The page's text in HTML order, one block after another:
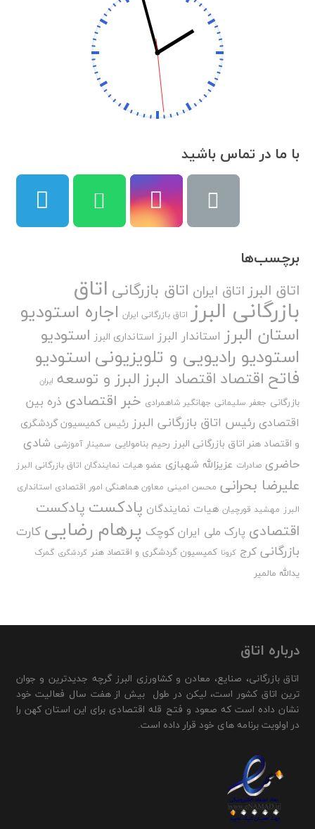
با ما در تماس باشید
برچسب‌ها
اتاق البرز اتاق ایران اتاق بازرگانی اتاق
بازرگانی البرز اتاق بازرگانی ایران اجاره استودیو
استان البرز استاندار البرز استانداری البرز استودیو
استودیو رادیویی و تلویزیونیاستودیو
فاتح اقتصاد اقتصاد البرزالبرز و توسعه ایران
بازرگانی جعفر سلیمانی جهانگیر شاهمرادی خبر اقتصادی ذره بین
اقتصادی رئیس اتاق بازرگانی البرز رئیس کمیسیون گردشگری
و اقتصاد هنر اتاق بازرگانی البرز رحیم بنامولایی سمینار آموزشی شادی
حاضری صادرات عزیزالله شهبازی عضو هیات نمایندگان اتاق بازرگانی البرز
علیرضا بحرانی محسن امینی معاون هماهنگی امور اقتصادی استانداری
البرز مهشید قورچیان هیات نمایندگان پادکست پادکست
اقتصادی پارک ملی ایران کوچک پرهام رضایی کارت
بازرگانی کرج کرونا کمیسیون گردشگری و اقتصاد هنر گردشگری گمرک
یدالله مالمیر
درباره اتاق
اتاق بازرگانی، صنایع، معادن و کشاورزی البرز گرچه جدیدترین و جوان
ترین اتاق کشور است، لیکن در طول بیش از هفت سال فعالیت خود
نشان داده است که صعود و فتح قله اقتصادی برای این استان کهن را
در اولویت برنامه های خود قرار داده است.